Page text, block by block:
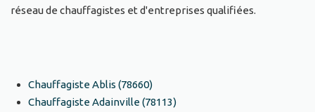
réseau de chauffagistes et d'entreprises qualifiées.
Chauffagiste Ablis (78660)
Chauffagiste Adainville (78113)